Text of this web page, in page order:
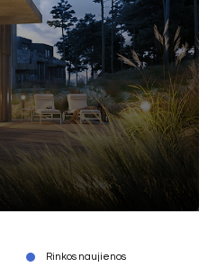
Rinkos naujienos